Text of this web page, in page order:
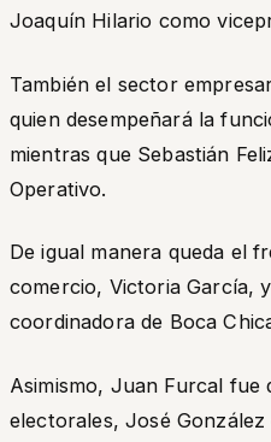
Joaquín Hilario como
También el sector
quien desempeñará la
mientras que Sebastián
Operativo.
De igual manera queda el
comercio, Victoria García,
coordinadora de Boca
Asimismo, Juan Furcal fue
electorales, José